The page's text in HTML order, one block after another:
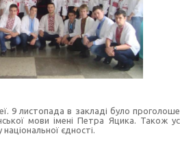
9 листопада в закладі було
мови імені Петра Яцика. Також
єдності.